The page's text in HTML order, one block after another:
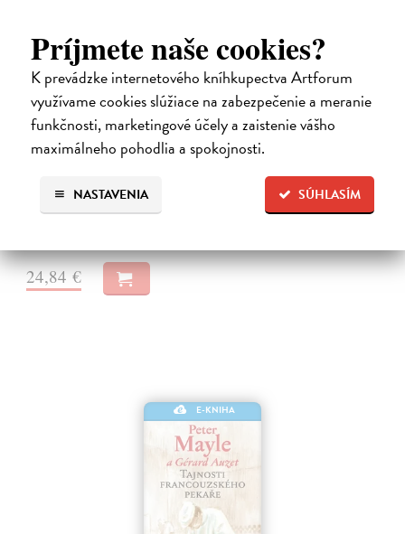
Príjmete naše cookies?
K prevádzke internetového kníhkupectva Artforum
využívame cookies slúžiace na zabezpečenie a meranie
funkčnosti, marketingové účely a zaistenie vášho
maximálneho pohodlia a spokojnosti.
SÚHLASÍM
NASTAVENIA
Město a jeho nejisté zdi
Murakami Haruki
| Elektronická kniha
Město a jeho nejisté zdi – dlouho očekávaný román Harukiho
Murakamiho volně navazuje na autorovu starší novelu z roku 1980 a
tematicky se prolíná s jeho kultovním dílem Konec světa & Hard-
boiled Wonderland.…
24,84 €
E-KNIHA